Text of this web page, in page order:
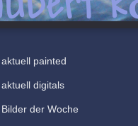
aktuell painted
aktuell digitals
Bilder der Woche